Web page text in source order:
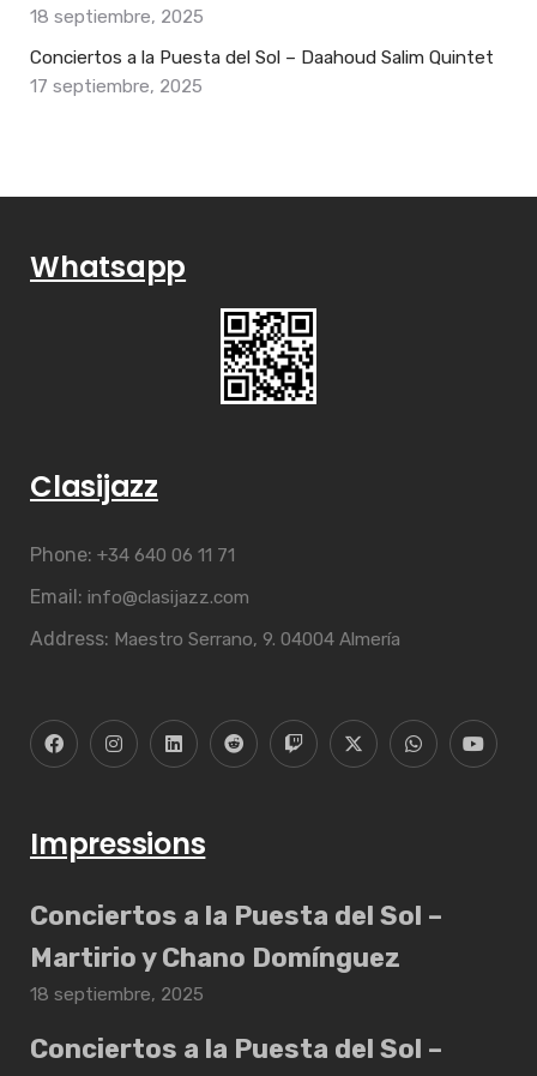
18 septiembre, 2025
Conciertos a la Puesta del Sol – Daahoud Salim Quintet
17 septiembre, 2025
Whatsapp
Clasijazz
Phone: +34 640 06 11 71
Email: info@clasijazz.com
Address: Maestro Serrano, 9. 04004 Almería
Impressions
Conciertos a la Puesta del Sol –
Martirio y Chano Domínguez
18 septiembre, 2025
Conciertos a la Puesta del Sol –